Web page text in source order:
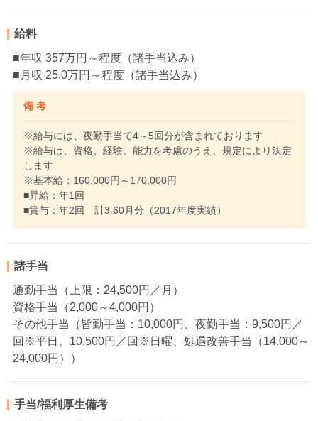
給料
■年収 357万円～程度（諸手当込み）
■月収 25.0万円～程度（諸手当込み）
備 考
※給与には、夜勤手当て4～5回分が含まれております
※給与は、資格、経験、能力を考慮のうえ、規定により決定
します
※基本給：160,000円～170,000円
■昇給：年1回
■賞与：年2回 計3.60月分（2017年度実績）
諸手当
通勤手当（上限：24,500円／月）
資格手当（2,000～4,000円）
その他手当（皆勤手当：10,000円、夜勤手当：9,500円／
回※平日、10,500円／回※日曜、処遇改善手当（14,000～
24,000円））
手当/福利厚生備考